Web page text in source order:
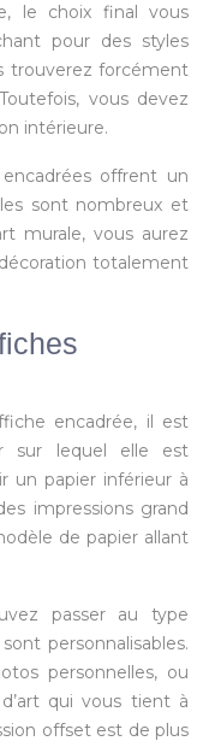
le choix final vous
pour des styles
trouverez forcément
vous devez
intérieure.
offrent un
sont nombreux et
murale, vous aurez
totalement
encadrée, il est
sur lequel elle est
un papier inférieur à
impressions grand
de papier allant
passer au type
personnalisables.
personnelles, ou
qui vous tient à
offset est de plus